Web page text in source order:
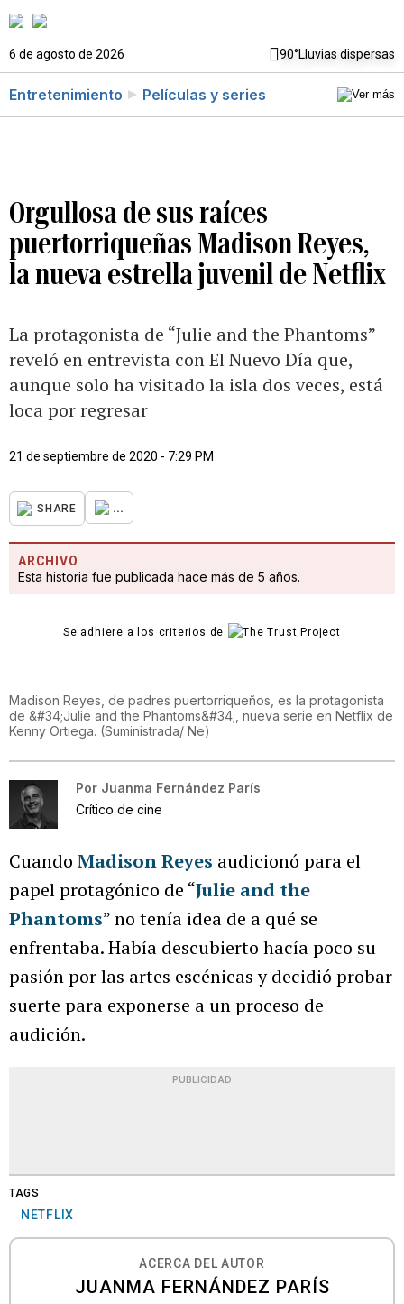
6 de agosto de 2026 90°Lluvias dispersas
Entretenimiento Películas y series
Orgullosa de sus raíces
puertorriqueñas Madison Reyes,
la nueva estrella juvenil de Netflix
La protagonista de “Julie and the Phantoms”
reveló en entrevista con El Nuevo Día que,
aunque solo ha visitado la isla dos veces, está
loca por regresar
21 de septiembre de 2020 - 7:29 PM
SHARE ...
ARCHIVO
Esta historia fue publicada hace más de 5 años.
Se adhiere a los criterios de
Madison Reyes, de padres puertorriqueños, es la protagonista
de &#34;Julie and the Phantoms&#34;, nueva serie en Netflix de
Kenny Ortiega. (Suministrada/ Ne)
Por Juanma Fernández París
Crítico de cine
Cuando Madison Reyes audicionó para el
papel protagónico de “Julie and the
Phantoms” no tenía idea de a qué se
enfrentaba. Había descubierto hacía poco su
pasión por las artes escénicas y decidió probar
suerte para exponerse a un proceso de
audición.
PUBLICIDAD
TAGS
NETFLIX
ACERCA DEL AUTOR
JUANMA FERNÁNDEZ PARÍS